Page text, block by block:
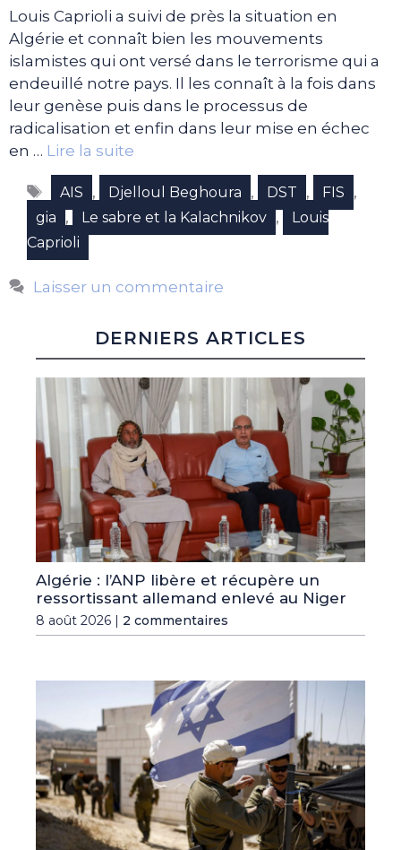
Louis Caprioli a suivi de près la situation en
Algérie et connaît bien les mouvements
islamistes qui ont versé dans le terrorisme qui a
endeuillé notre pays. Il les connaît à la fois dans
leur genèse puis dans le processus de
radicalisation et enfin dans leur mise en échec
en … Lire la suite
Étiquettes
AIS , Djelloul Beghoura , DST , FIS ,
gia , Le sabre et la Kalachnikov ,
Louis
Caprioli
Laisser un commentaire
DERNIERS ARTICLES
Algérie : l’ANP libère et récupère un
ressortissant allemand enlevé au Niger
8 août 2026 | 2 commentaires